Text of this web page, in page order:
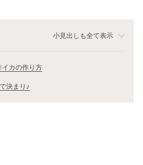
小見出しも全て表示
イカの作り方
決まり♪